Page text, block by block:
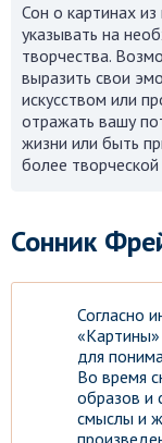
Сон о картинах
указывать на
творчества.
выразить свои
искусством или
отражать вашу
жизни или быть
более
Сонник
Согласно
для
Во время
образов и
смыслы и